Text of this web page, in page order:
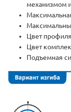
механизмом
Цвет
Цвет
Подъемная